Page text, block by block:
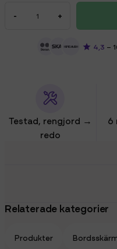
- +
4,3 –
Testad, rengjord →
redo
6
Relaterade kategorier
Produkter